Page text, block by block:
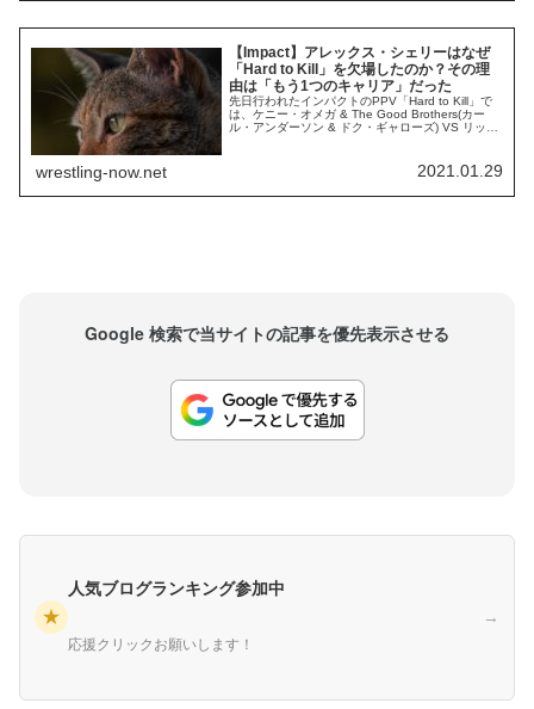
【Impact】アレックス・シェリーはなぜ
「Hard to Kill」を欠場したのか？その理
由は「もう1つのキャリア」だった
先日行われたインパクトのPPV「Hard to Kill」で
は、ケニー・オメガ & The Good Brothers(カー
ル・アンダーソン & ドク・ギャローズ) VS リッ
ッグマッチが行われる予定でした。しかし、開催
直前にシェリーは出場をキャンセル。代わり...
wrestling-now.net 2021.01.29
Google 検索で当サイトの記事を優先表示させる
★
人気ブログランキング参加中
応援クリックお願いします！
→